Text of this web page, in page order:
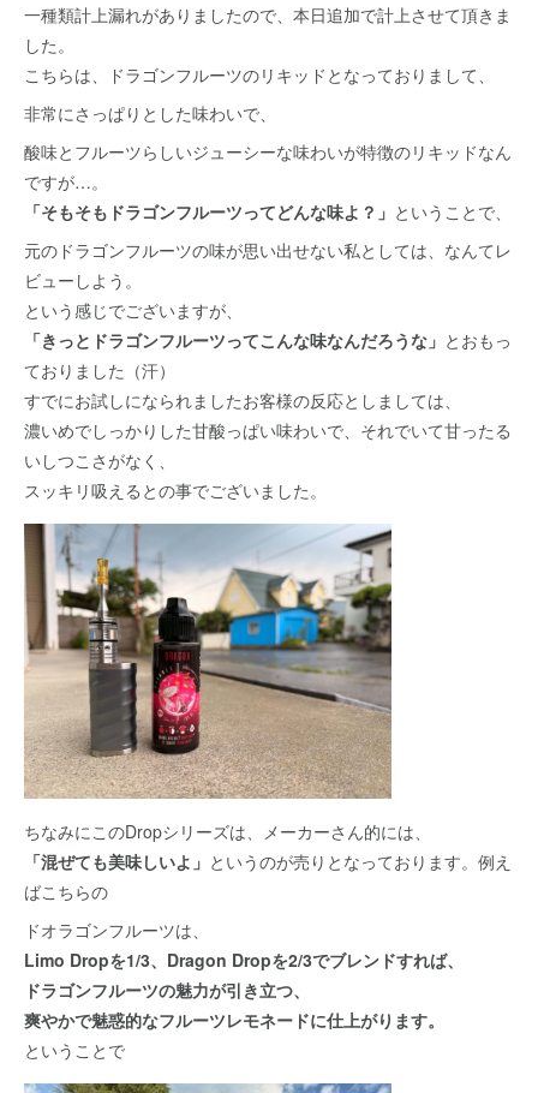
一種類計上漏れがありましたので、本日追加で計上させて頂きま
した。
こちらは、ドラゴンフルーツのリキッドとなっておりまして、
非常にさっぱりとした味わいで、
酸味とフルーツらしいジューシーな味わいが特徴のリキッドなん
ですが…。
「そもそもドラゴンフルーツってどんな味よ？」 ということで、
元のドラゴンフルーツの味が思い出せない私としては、なんてレ
ビューしよう。
という感じでございますが、
「きっとドラゴンフルーツってこんな味なんだろうな」 とおもっ
ておりました（汗）
すでにお試しになられましたお客様の反応としましては、
濃いめでしっかりした甘酸っぱい味わいで、それでいて甘ったる
いしつこさがなく、
スッキリ吸えるとの事でございました。
ちなみにこのDropシリーズは、メーカーさん的には、
「混ぜても美味しいよ」 というのが売りとなっております。例え
ばこちらの
ドオラゴンフルーツは、
Limo Dropを1/3、Dragon Dropを2/3でブレンドすれば、
ドラゴンフルーツの魅力が引き立つ、
爽やかで魅惑的なフルーツレモネードに仕上がります。
ということで